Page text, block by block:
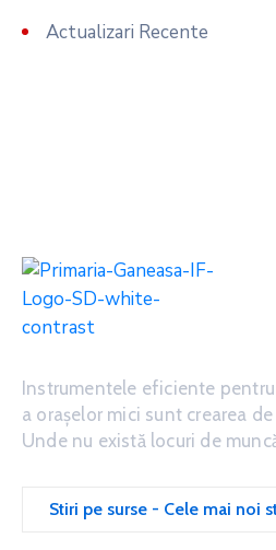
Actualizari Recente
Instrumentele eficiente
a oraşelor mici sunt crearea
Unde nu există locuri de
Stiri pe surse - Cele mai noi